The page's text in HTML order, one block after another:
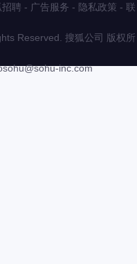
聘 - 广告服务 - 隐私政策 - 联
Reserved. 搜狐公司 版权所
inc.com